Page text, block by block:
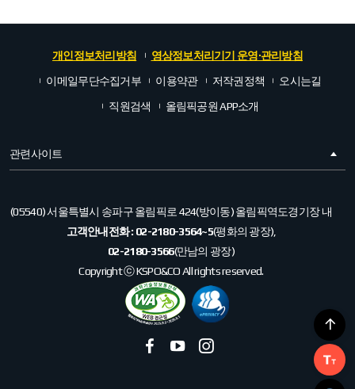
개인정보처리방침
영상정보처리기기 운영·관리방침
이메일무단수집거부
이용약관 저작권정책
오시는길
직원검색
올림픽공원 APP소개
관련사이트
(05540) 서울특별시 송파구 올림픽로 424(방이동) 올림픽역도경기장 내
고객안내전화 : 02-2180-3564~5(평화의 광장),
02-2180-3566(만남의 광장)
Copyright ⓒ KSPO&CO All rights reserved.
유
인